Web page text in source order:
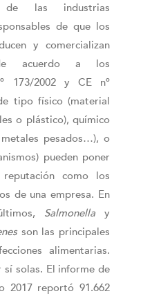
de las industrias
de que los
y comercializan
acuerdo a los
173/2002 y CE nº
tipo físico (material
o plástico), químico
pesados…), o
pueden poner
como los
de una empresa. En
Salmonella y
son las principales
alimentarias.
sí solas. El informe de
2017 reportó 91.662